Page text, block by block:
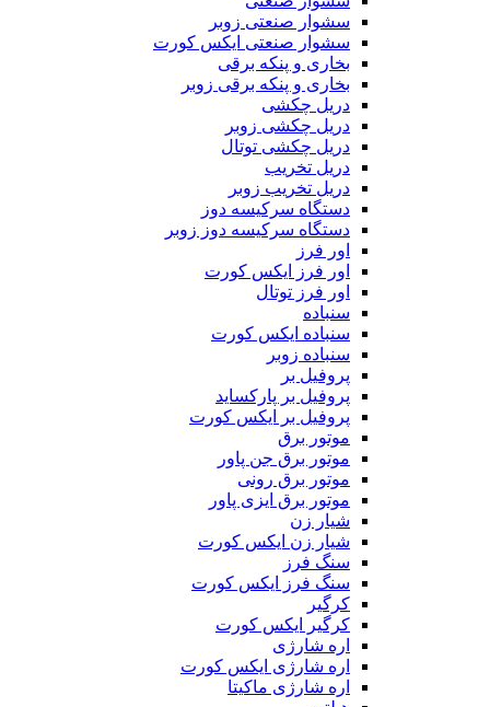
سشوار صنعتی زوبر
سشوار صنعتی ایکس کورت
بخاری و پنکه برقی
بخاری و پنکه برقی زوبر
دریل چکشی
دریل چکشی زوبر
دریل چکشی توتال
دریل تخریب
دریل تخریب زوبر
دستگاه سرکیسه دوز
دستگاه سرکیسه دوز زوبر
اور فرز
اور فرز ایکس کورت
اور فرز توتال
سنباده
سنباده ایکس کورت
سنباده زوبر
پروفیل بر
پروفیل بر پارکساید
پروفیل بر ایکس کورت
موتور برق
موتور برق جن پاور
موتور برق رونی
موتور برق ایزی پاور
شیار زن
شیار زن ایکس کورت
سنگ فرز
سنگ فرز ایکس کورت
کرگیر
کرگیر ایکس کورت
اره شارژی
اره شارژی ایکس کورت
اره شارژی ماکیتا